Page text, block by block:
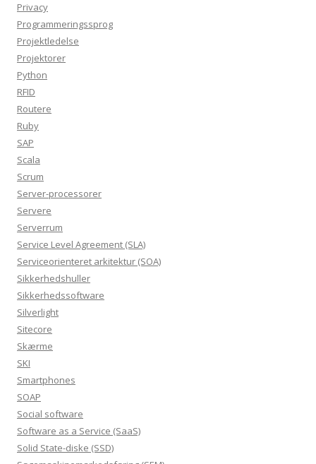
Privacy
Programmeringssprog
Projektledelse
Projektorer
Python
RFID
Routere
Ruby
SAP
Scala
Scrum
Server-processorer
Servere
Serverrum
Service Level Agreement (SLA)
Serviceorienteret arkitektur (SOA)
Sikkerhedshuller
Sikkerhedssoftware
Silverlight
Sitecore
Skærme
SKI
Smartphones
SOAP
Social software
Software as a Service (SaaS)
Solid State-diske (SSD)